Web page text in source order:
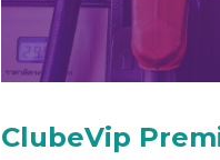
ClubeVip